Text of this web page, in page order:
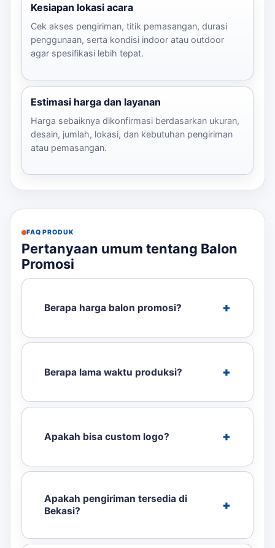
Kesiapan lokasi acara
Cek akses pengiriman, titik pemasangan, durasi
penggunaan, serta kondisi indoor atau outdoor
agar spesifikasi lebih tepat.
Estimasi harga dan layanan
Harga sebaiknya dikonfirmasi berdasarkan ukuran,
desain, jumlah, lokasi, dan kebutuhan pengiriman
atau pemasangan.
FAQ PRODUK
Pertanyaan umum tentang Balon
Promosi
Berapa harga balon promosi?
Berapa lama waktu produksi?
Apakah bisa custom logo?
Apakah pengiriman tersedia di
Bekasi?